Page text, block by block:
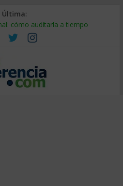
Última:
y por qué sale tan caro
cómo auditarla a tiempo
de suministro: qué hacer
cómo pagar y cobrar en 2026